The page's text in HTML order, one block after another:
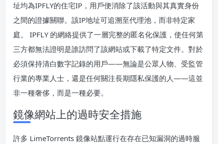
址均為IPFLY的住宅IP，用戶便消除了該活動與其真實身份
之間的證據關聯。該IP地址可追溯至代理池，而非特定家
庭。 IPFLY 的網絡提供了一層完整的匿名化保護，使任何第
三方都無法證明是誰訪問了該網站或下載了特定文件。對於
必須保持清白數字記錄的用戶——無論是公眾人物、受監管
行業的專業人士，還是任何關注長期隱私保護的人——這並
非一種奢侈，而是一種必要。
鏡像網站上的過時安全措施
許多 LimeTorrents 鏡像站點運行在存在已知漏洞的過時服